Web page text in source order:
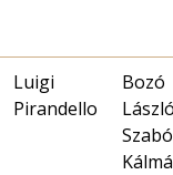
Luigi
Pirandello
Bozó
Szabó